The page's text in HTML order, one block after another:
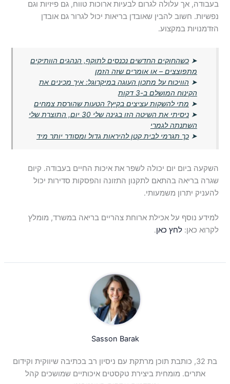
בעבודה, אך עלולה לגרום לבעיות ארוכות טווח, גם פיזיות וגם
נפשיות. חשוב להבין שאובדן בריאות יכול לגרור גם אובדן
הזדמנויות במקצוע.
➤כשהחוקים החדשים נכנסים לתוקף, הנהגים הוותיקים
מתפוצצים – או אומרים שזה הזמן
➤ הוויכוח על מתכון העוגה במיקרוגל: איך מכינים את
הקינוח המושלם ב-3 דקות
➤ מתי להשקות עציצים בקיץ? הטעות שהורסת צמחים
➤
ניסיתי את השיטה הזו בגינה שלי 30 יום, התוצרת שלי
השתנתה לגמרי
➤כך תגרמי לבית קטן להיראות גדול ומסודר יותר מיד
השקעה ביום יום יכולה לשפר את איכות החיים בעבודה. קיום
שגרה בריאה בהתאם לתקנון התזונה והפסקות סדירות יכול
להעניק יתרון משמעותי.
למידע נוסף על אכילת ארוחת צהריים בריאה במשרד, מומלץ
לקרוא כאן:לחץ כאן.
Sasson Barak
בת 32, כותבת תוכן מרתקת עם ניסיון רב בכתיבה שיווקית וקידום
אתרים. מומחית ביצירת טקסטים איכותיים שמושכים קהל